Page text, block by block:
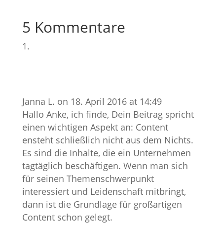
5 Kommentare
Janna L. on 18. April 2016 at 14:49
Hallo Anke, ich finde, Dein Beitrag spricht
einen wichtigen Aspekt an: Content
ensteht schließlich nicht aus dem Nichts.
Es sind die Inhalte, die ein Unternehmen
tagtäglich beschäftigen. Wenn man sich
für seinen Themenschwerpunkt
interessiert und Leidenschaft mitbringt,
dann ist die Grundlage für großartigen
Content schon gelegt.